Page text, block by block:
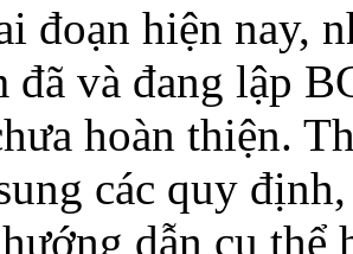
đoạn hiện nay,
đã và đang lập
hoàn thiện.
các quy
dẫn cụ thể